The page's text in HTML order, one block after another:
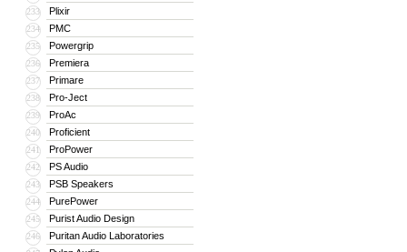
233 Plixir
234 PMC
235 Powergrip
236 Premiera
237 Primare
238 Pro-Ject
239 ProAc
240 Proficient
241 ProPower
242 PS Audio
243 PSB Speakers
244 PurePower
245 Purist Audio Design
246 Puritan Audio Laboratories